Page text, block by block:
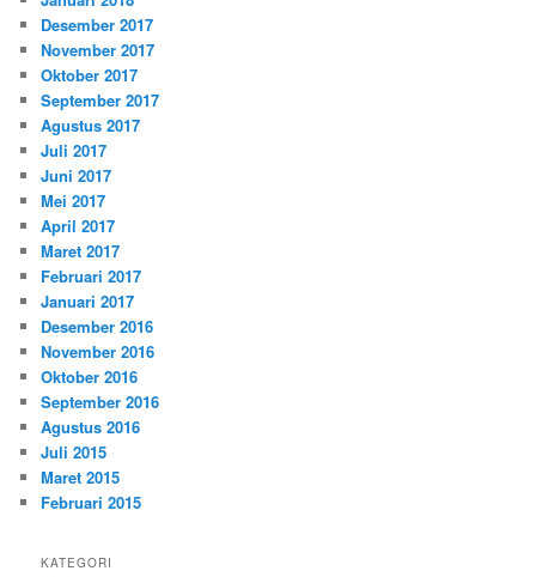
Desember 2017
November 2017
Oktober 2017
September 2017
Agustus 2017
Juli 2017
Juni 2017
Mei 2017
April 2017
Maret 2017
Februari 2017
Januari 2017
Desember 2016
November 2016
Oktober 2016
September 2016
Agustus 2016
Juli 2015
Maret 2015
Februari 2015
KATEGORI